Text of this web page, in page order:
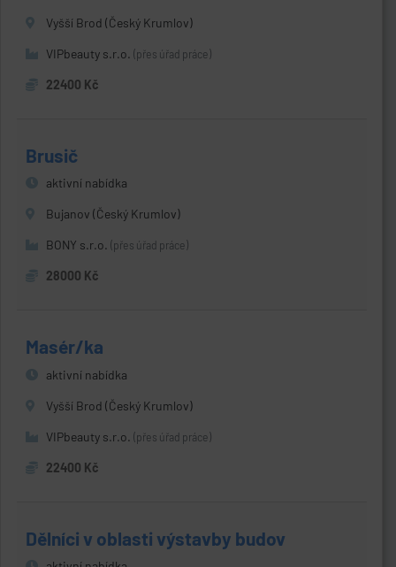
Vyšší Brod (Český Krumlov)
VIPbeauty s.r.o. (přes úřad práce)
22400 Kč
Brusič
aktivní nabídka
Bujanov (Český Krumlov)
BONY s.r.o. (přes úřad práce)
28000 Kč
Masér/ka
aktivní nabídka
Vyšší Brod (Český Krumlov)
VIPbeauty s.r.o. (přes úřad práce)
22400 Kč
Dělníci v oblasti výstavby budov